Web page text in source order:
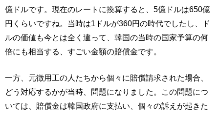
億ドルです。現在のレートに換算すると、5億ドルは650億
円くらいですね。当時は1ドルが360円の時代でしたし、ド
ルの価値も今とは全く違って、韓国の当時の国家予算の何
倍にも相当する、すごい金額の賠償金です。
一方、元徴用工の人たちから個々に賠償請求された場合、
どう対応するかが当時、問題になりました。この問題につ
いては、賠償金は韓国政府に支払い、個々の訴えが起きた